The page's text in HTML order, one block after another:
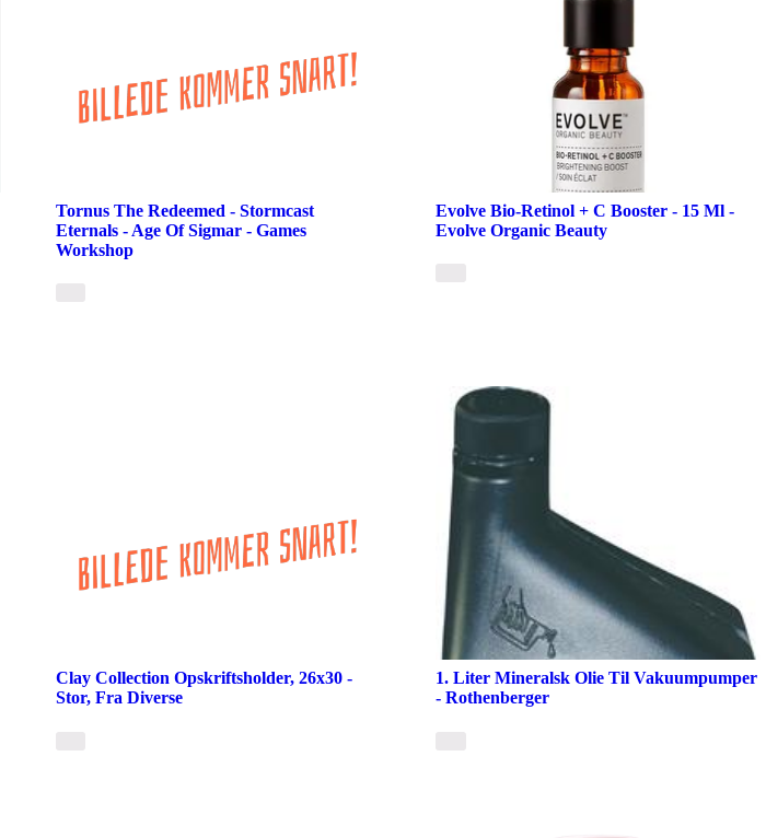
Tornus The Redeemed - Stormcast
Eternals - Age Of Sigmar - Games
Workshop
Evolve Bio-Retinol + C Booster - 15 Ml -
Evolve Organic Beauty
Clay Collection Opskriftsholder, 26x30 -
Stor, Fra Diverse
1. Liter Mineralsk Olie Til Vakuumpumper
- Rothenberger